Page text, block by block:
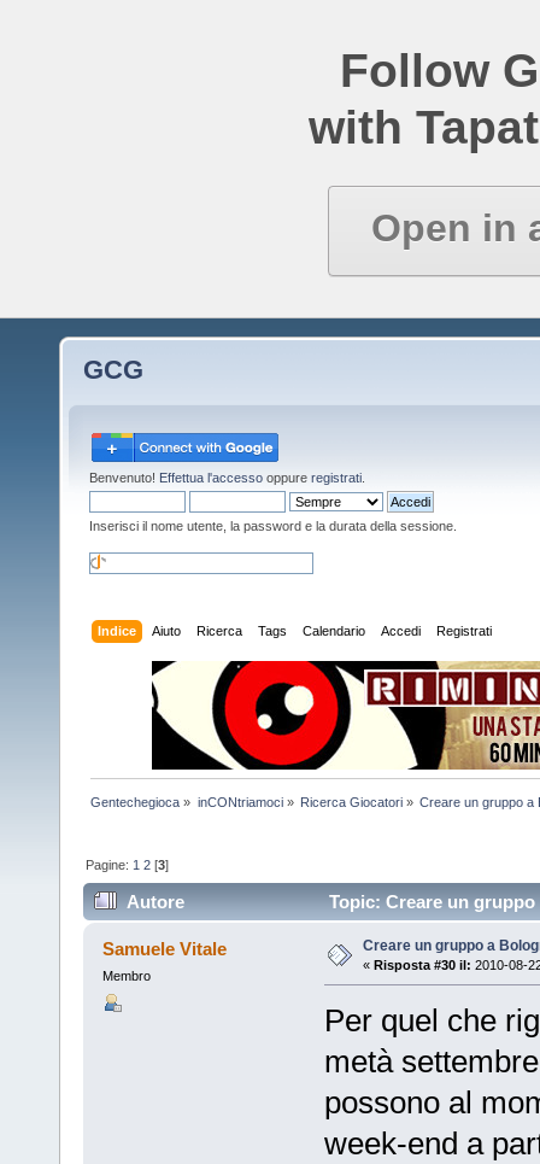
Follow
with
Open in
GCG
Benvenuto! Effettua l'accesso oppure registrati
Inserisci il nome utente, la password e la durata della sessione.
Indice Aiuto Ricerca Tags Calendario Accedi Registrati
Gentechegioca » inCONtriamoci» Ricerca Giocatori» Creare un gruppo a
Pagine: 1 2 [3]
Autore Topic: Creare un
Samuele Vitale
Membro
Creare un gruppo a
« Risposta #30 il: 2010-08-
Per quel che
metà
possono al
week-end a